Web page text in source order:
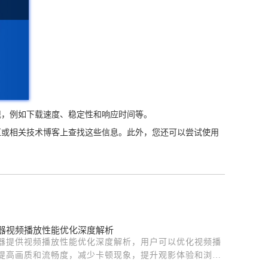
例如下载速度、稳定性和响应时间等。
相关技术博客上查找这些信息。此外，您还可以尝试使用
视频播放性能优化深度解析
提供视频播放性能优化深度解析，用户可以优化视频播
高画质和流畅度，减少卡顿现象，提升观影体验和浏览